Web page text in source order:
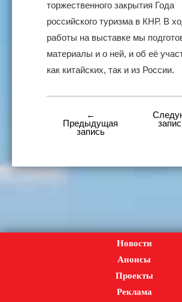
торжественного закрытия Года
российского туризма в КНР. В
работы на выставке мы
материалы и о ней, и об её
как китайских, так и из России.
Навигация←
Предыдущая
запись
Новости
Анонсы
Проекты
Реклама